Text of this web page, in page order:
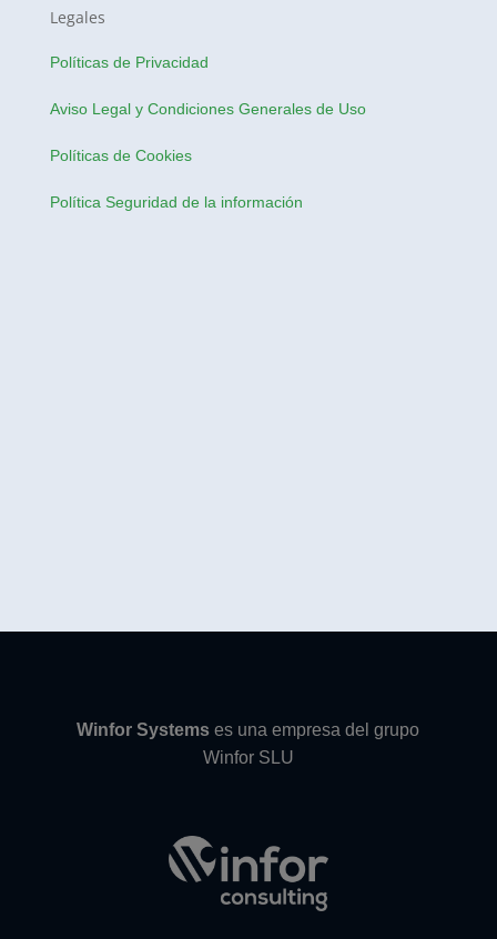
Legales
Políticas de Privacidad
Aviso Legal y Condiciones Generales de Uso
Políticas de Cookies
Política Seguridad de la información
Winfor Systems es una empresa del grupo
Winfor SLU